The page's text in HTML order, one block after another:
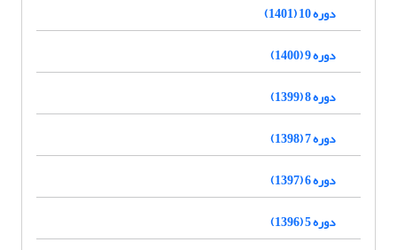
دوره 10 (1401)
دوره 9 (1400)
دوره 8 (1399)
دوره 7 (1398)
دوره 6 (1397)
دوره 5 (1396)